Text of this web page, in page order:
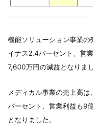
機能ソリューション事業
イナス2.4パーセント、営
7,600万円の減益となりまし
メディカル事業の売上高
パーセント、営業利益も9
となりました。